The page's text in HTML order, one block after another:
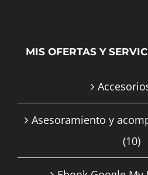
MIS OFERTAS Y
Asesoramiento y
(10)